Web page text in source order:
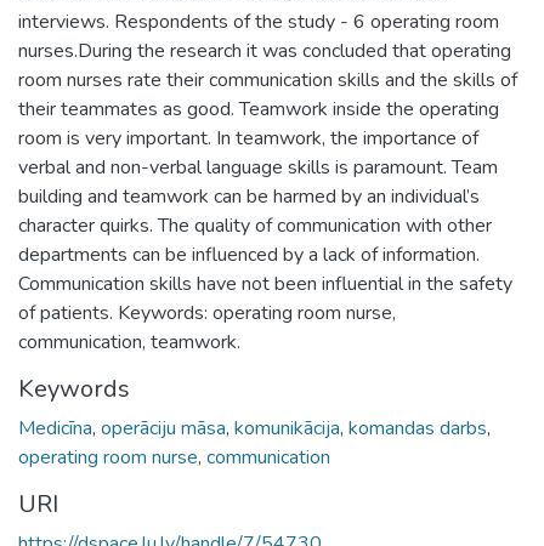
interviews. Respondents of the study - 6 operating room
nurses.During the research it was concluded that operating
room nurses rate their communication skills and the skills of
their teammates as good. Teamwork inside the operating
room is very important. In teamwork, the importance of
verbal and non-verbal language skills is paramount. Team
building and teamwork can be harmed by an individual’s
character quirks. The quality of communication with other
departments can be influenced by a lack of information.
Communication skills have not been influential in the safety
of patients. Keywords: operating room nurse,
communication, teamwork.
Keywords
Medicīna, operāciju māsa, komunikācija, komandas darbs,
operating room nurse, communication
URI